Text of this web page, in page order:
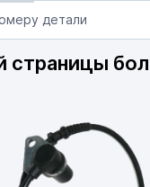
страницы